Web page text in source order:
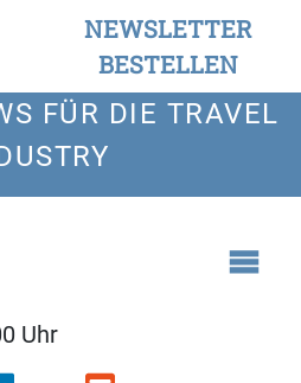
NEWSLETTER
BESTELLEN
FÜR DIE TRAVEL
Uhr